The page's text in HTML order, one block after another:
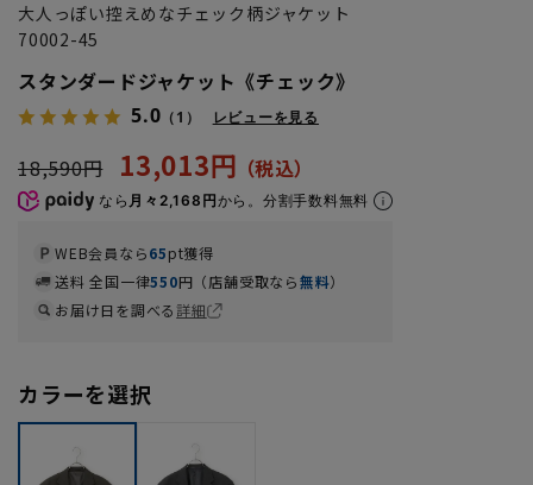
大人っぽい控えめなチェック柄ジャケット
70002-45
スタンダードジャケット《チェック》
5.0 （1） レビューを見る
18,590円 13,013円
なら 月々2,168円から。分割手数料無料
WEB会員なら65pt獲得
送料 全国一律550円（店舗受取なら無料）
お届け日を調べる詳細
カラーを選択